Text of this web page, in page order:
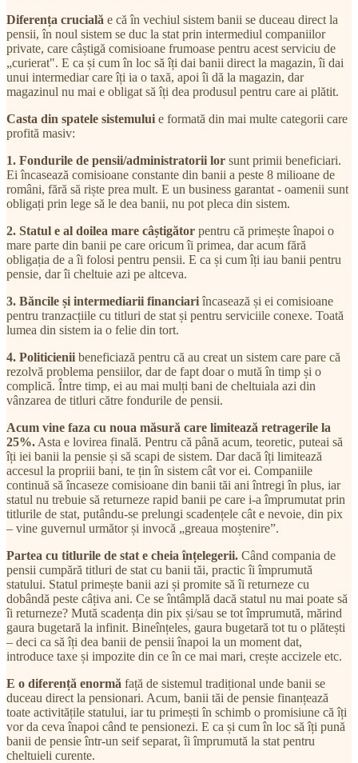
Diferența crucială e că în vechiul sistem banii se duceau direct la
pensii, în noul sistem se duc la stat prin intermediul companiilor
private, care câștigă comisioane frumoase pentru acest serviciu de
„curierat". E ca și cum în loc să îți dai banii direct la magazin, îi dai
unui intermediar care îți ia o taxă, apoi îi dă la magazin, dar
magazinul nu mai e obligat să îți dea produsul pentru care ai plătit.
Casta din spatele sistemului e formată din mai multe categorii care
profită masiv:
1. Fondurile de pensii/administratorii lor sunt primii beneficiari.
Ei încasează comisioane constante din banii a peste 8 milioane de
români, fără să riște prea mult. E un business garantat - oamenii sunt
obligați prin lege să le dea banii, nu pot pleca din sistem.
2. Statul e al doilea mare câștigător pentru că primește înapoi o
mare parte din banii pe care oricum îi primea, dar acum fără
obligația de a îi folosi pentru pensii. E ca și cum îți iau banii pentru
pensie, dar îi cheltuie azi pe altceva.
3. Băncile și intermediarii financiariîncasează și ei comisioane
pentru tranzacțiile cu titluri de stat și pentru serviciile conexe. Toată
lumea din sistem ia o felie din tort.
4. Politicienii beneficiază pentru că au creat un sistem care pare că
rezolvă problema pensiilor, dar de fapt doar o mută în timp și o
complică. Între timp, ei au mai mulți bani de cheltuiala azi din
vânzarea de titluri către fondurile de pensii.
Acum vine faza cu noua măsură care limitează retragerile la
25%. Asta e lovirea finală. Pentru că până acum, teoretic, puteai să
îți iei banii la pensie și să scapi de sistem. Dar dacă îți limitează
accesul la propriii bani, te țin în sistem cât vor ei. Companiile
continuă să încaseze comisioane din banii tăi ani întregi în plus, iar
statul nu trebuie să returneze rapid banii pe care i-a împrumutat prin
titlurile de stat, putându-se prelungi scadențele cât e nevoie, din pix
– vine guvernul următor și invocă „greaua moștenire”.
Partea cu titlurile de stat e cheia înțelegerii. Când compania de
pensii cumpără titluri de stat cu banii tăi, practic îi împrumută
statului. Statul primește banii azi și promite să îi returneze cu
dobândă peste câțiva ani. Ce se întâmplă dacă statul nu mai poate să
îi returneze? Mută scadența din pix și/sau se tot împrumută, mărind
gaura bugetară la infinit. Bineînțeles, gaura bugetară tot tu o plătești
– deci ca să îți dea banii de pensii înapoi la un moment dat,
introduce taxe și impozite din ce în ce mai mari, crește accizele etc.
E o diferență enormă față de sistemul tradițional unde banii se
duceau direct la pensionari. Acum, banii tăi de pensie finanțează
toate activitățile statului, iar tu primești în schimb o promisiune că îți
vor da ceva înapoi când te pensionezi. E ca și cum în loc să îți pună
banii de pensie într-un seif separat, îi împrumută la stat pentru
cheltuieli curente.